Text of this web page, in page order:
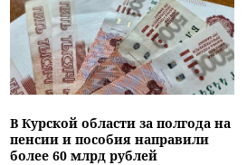
В Курской области за полгода на
пенсии и пособия направили
более 60 млрд рублей